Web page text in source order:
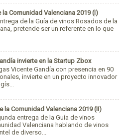
Comunidad Valenciana 2019 (I)
de la Guía de vinos Rosados de la
pretende ser un referente en lo que
invierte en la Startup Zbox
Vicente Gandía con presencia en 90
invierte en un proyecto innovador
la Comunidad Valenciana 2019 (II)
entrega de la Guía de vinos
Valenciana hablando de vinos
de diverso...